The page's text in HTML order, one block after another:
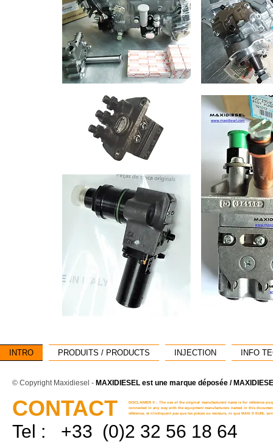
INTRO PRODUITS / PRODUCTS INJECTION INFO
© Copyright Maxidiesel - MAXIDIESEL est une marque déposée /
CONTACT
Tel :
+33 (0)2 32 56 18 64
DISCLAIMER ® : The use of the original manufacturers' name is for reference
connected in any way with the equipment manufacturers named in this
référence, et n'indiquent pas que les pièces ou moteurs, ni que MAXI D EURL